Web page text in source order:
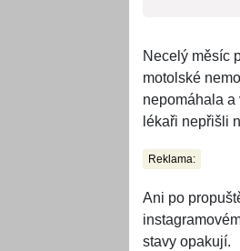
Necelý měsíc
motolské
nepomáhala
lékaři nepřišli
Reklama:
Ani po
stavy opakují.